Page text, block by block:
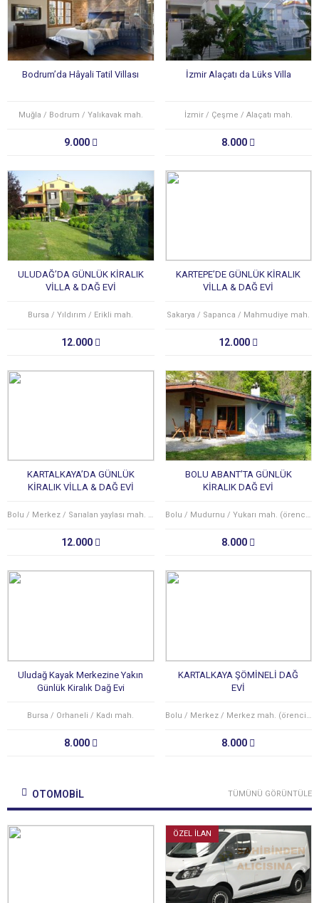
Bodrum’da Hâyali Tatil Villası
Muğla / Bodrum / Yalıkavak mah.
9.000
İzmir Alaçatı da Lüks Villa
İzmir / Çeşme / Alaçatı mah.
8.000
ULUDAĞ’DA GÜNLÜK KİRALIK
VİLLA & DAĞ EVİ
Bursa / Yıldırım / Erikli mah.
12.000
KARTEPE’DE GÜNLÜK KİRALIK
VİLLA & DAĞ EVİ
Sakarya / Sapanca / Mahmudiye mah.
12.000
KARTALKAYA’DA GÜNLÜK
KİRALIK VİLLA & DAĞ EVİ
Bolu / Merkez / Sarıalan yaylası mah. (yeniakçakavak köyü)
12.000
BOLU ABANT’TA GÜNLÜK
KİRALIK DAĞ EVİ
Bolu / Mudurnu / Yukarı mah. (örencik köyü)
8.000
Uludağ Kayak Merkezine Yakın
Günlük Kiralık Dağ Evi
Bursa / Orhaneli / Kadı mah.
8.000
KARTALKAYA ŞÖMİNELİ DAĞ
EVİ
Bolu / Merkez / Merkez mah. (örencik köyü)
8.000
OTOMOBİL TÜMÜNÜ GÖRÜNTÜLE
ÖZEL İLAN